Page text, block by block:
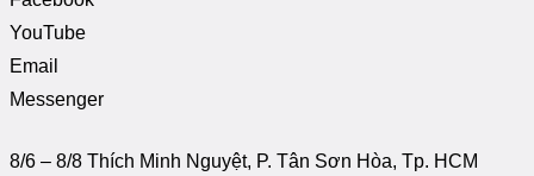
YouTube
Email
Messenger
8/6 – 8/8 Thích Minh Nguyệt, P. Tân Sơn Hòa, Tp. HCM